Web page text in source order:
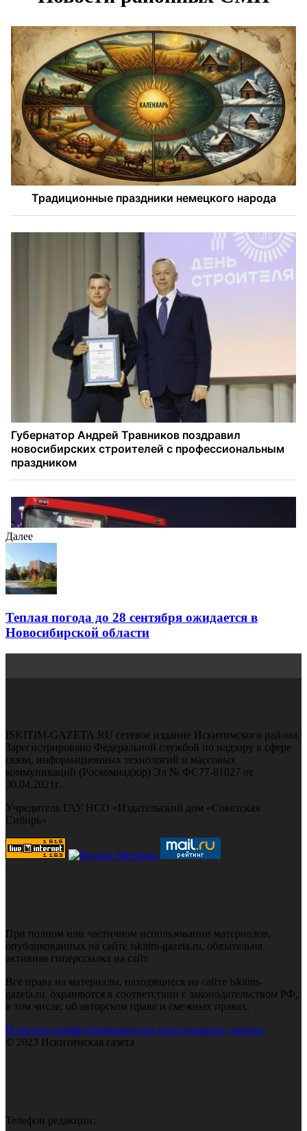
Далее
Теплая погода до 28 сентября ожидается в
Новосибирской области
ISKITIM-GAZETA.RU сетевое издание Искитимского района.
Зарегистрировано Федеральной службой по надзору в сфере
связи, информационных технологий и массовых
коммуникаций (Роскомнадзор) Эл № ФС77-81027 от
30.04.2021г.
Учредитель ГАУ НСО «Издательский дом «Советская
Сибирь»
При полном или частичном использовании материалов,
опубликованных на сайте iskitim-gazeta.ru, обязательна
активная гиперссылка на сайт
Все права на материалы, находящиеся на сайте iskitim-
gazeta.ru, охраняются в соответствии с законодательством РФ,
в том числе, об авторском праве и смежных правах.
Политика конфиденциальности персональных данных
© 2023 Искитимская газета
Телефон редакции: